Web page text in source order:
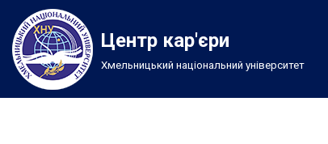
Перейти
до
вмісту
Центр кар'єри
Хмельницький національний університет